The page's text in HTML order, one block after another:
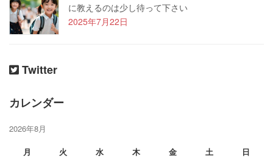
に教えるのは少し待って下さい
2025年7月22日
Twitter
カレンダー
2026年8月
月
火 水 木 金 土 日